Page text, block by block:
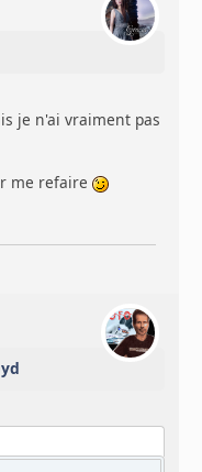
je n'ai vraiment pas
me refaire